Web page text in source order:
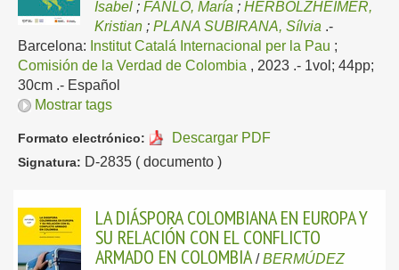
Isabel ; FANLO, María ; HERBOLZHEIMER,
Kristian ; PLANA SUBIRANA, Sílvia .-
Barcelona: Institut Catalá Internacional per la Pau ;
Comisión de la Verdad de Colombia , 2023 .- 1vol; 44pp;
30cm .- Español
Mostrar tags
Formato electrónico: Descargar PDF
Signatura: D-2835 ( documento )
LA DIÁSPORA COLOMBIANA EN EUROPA Y
SU RELACIÓN CON EL CONFLICTO
ARMADO EN COLOMBIA /BERMÚDEZ